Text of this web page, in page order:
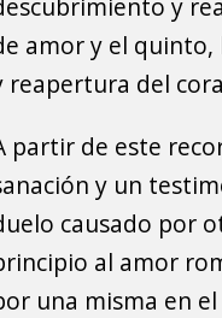
y
amor y el quinto,
reapertura del
partir de este
y un
causado por
al amor
una misma en